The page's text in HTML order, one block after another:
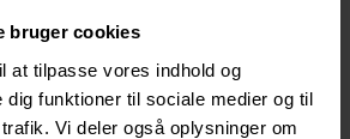
bruger cookies
at tilpasse vores indhold og
dig funktioner til sociale medier og til
Vi deler også oplysninger om